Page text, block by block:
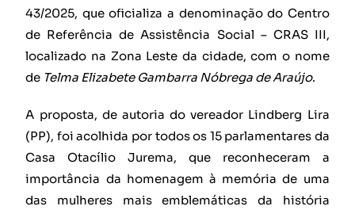
43/2025, que oficializa a denominação do Centro
de Referência de Assistência Social – CRAS III,
localizado na Zona Leste da cidade, com o nome
de Telma Elizabete Gambarra Nóbrega de Araújo.
A proposta, de autoria do vereador Lindberg Lira
(PP), foi acolhida por todos os 15 parlamentares da
Casa Otacílio Jurema, que reconheceram a
importância da homenagem à memória de uma
das mulheres mais emblemáticas da história